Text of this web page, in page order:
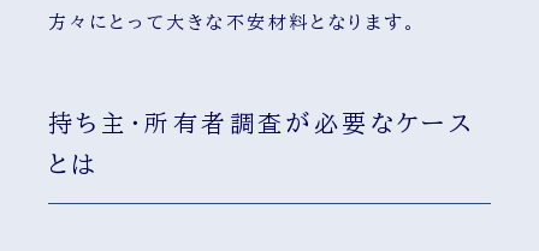
方々にとって大きな不安材料となります。
持ち主・所有者調査が必要なケース
とは